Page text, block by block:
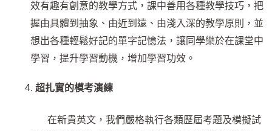
效有趣有創意的教學方式，課中善用各種教學技巧，把
握由具體到抽象、由近到遠、由淺入深的教學原則，並
想出各種輕鬆好記的單字記憶法，讓同學樂於在課堂中
學習，提升學習動機，增加學習功效。
超扎實的模考演練
在新貴英文，我們嚴格執行各類歷屆考題及模擬試